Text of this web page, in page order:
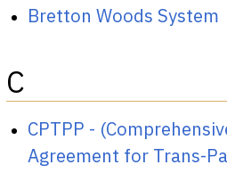
Bretton Woods System
C
CPTPP -
Agreement for Trans-